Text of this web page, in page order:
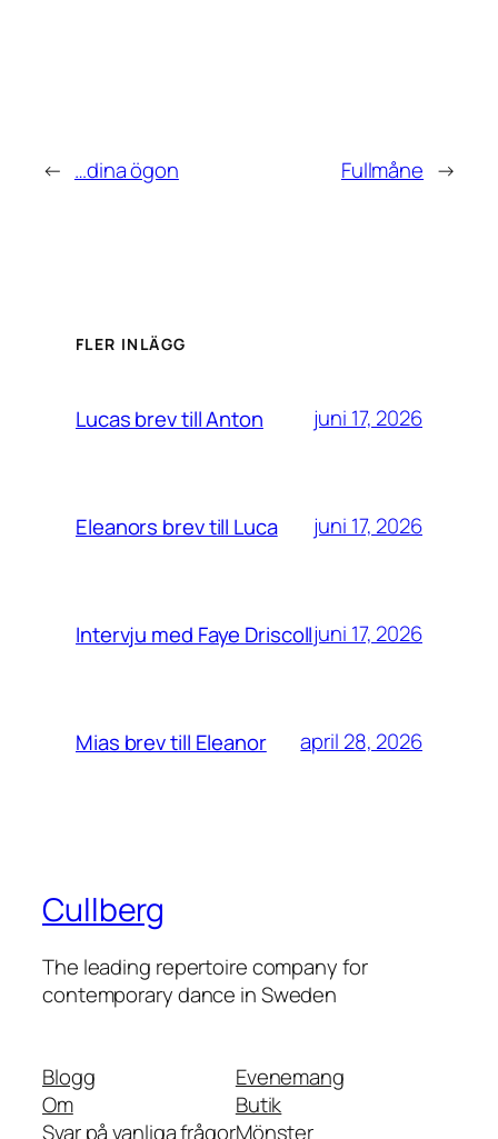
← …dina ögon Fullmåne →
FLER INLÄGG
Lucas brev till Anton juni 17, 2026
Eleanors brev till Luca juni 17, 2026
Intervju med Faye Driscolljuni 17, 2026
Mias brev till Eleanor april 28, 2026
Cullberg
The leading repertoire company for
contemporary dance in Sweden
Blogg
Om
Svar på vanliga frågor
Evenemang
Butik
Mönster